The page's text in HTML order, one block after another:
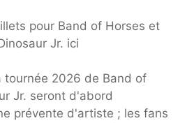
pour Band of Horses et
Jr. ici
tournée 2026 de Band of
Jr. seront d'abord
prévente d'artiste ; les fans